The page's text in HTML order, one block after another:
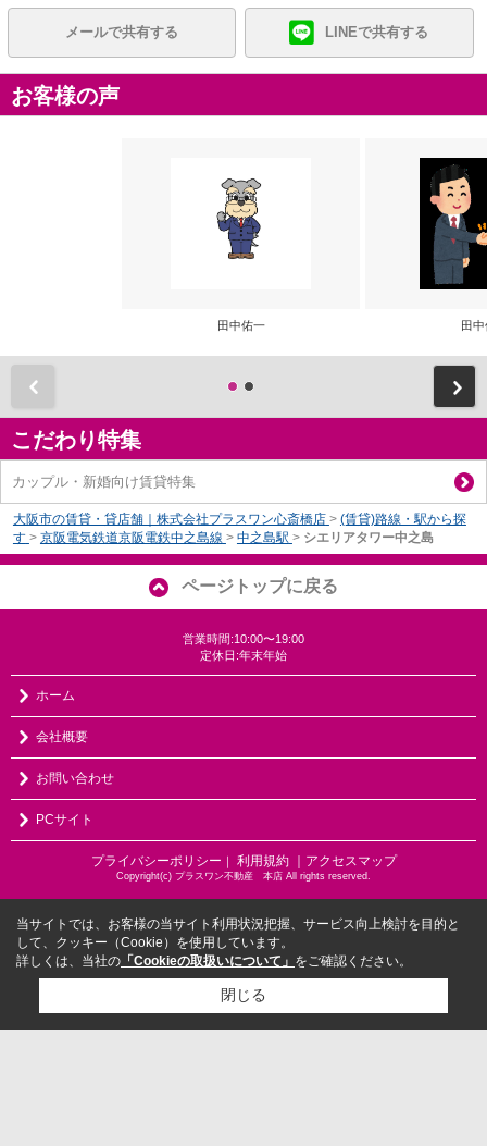
メールで共有する LINEで共有する
お客様の声
田中佑一 田
こだわり特集
カップル・新婚向け賃貸特集
大阪市の賃貸・貸店舗｜株式会社プラスワン心斎橋店 > (賃貸)路線・駅から探
す > 京阪電気鉄道京阪電鉄中之島線 > 中之島駅 > シエリアタワー中之島
ページトップに戻る
営業時間:10:00〜19:00
定休日:年末年始
ホーム
会社概要
お問い合わせ
PCサイト
プライバシーポリシー 利用規約 ｜アクセスマップ
Copyright(c) プラスワン不動産 本店 All rights reserved.
当サイトでは、お客様の当サイト利用状況把握、サービス向上検討を目的と
して、クッキー（Cookie）を使用しています。
詳しくは、当社の 「Cookieの取扱いについて」 をご確認ください。
閉じる